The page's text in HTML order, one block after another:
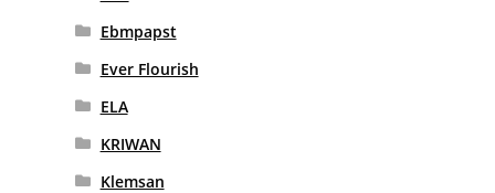
Ebmpapst
Ever Flourish
ELA
KRIWAN
Klemsan